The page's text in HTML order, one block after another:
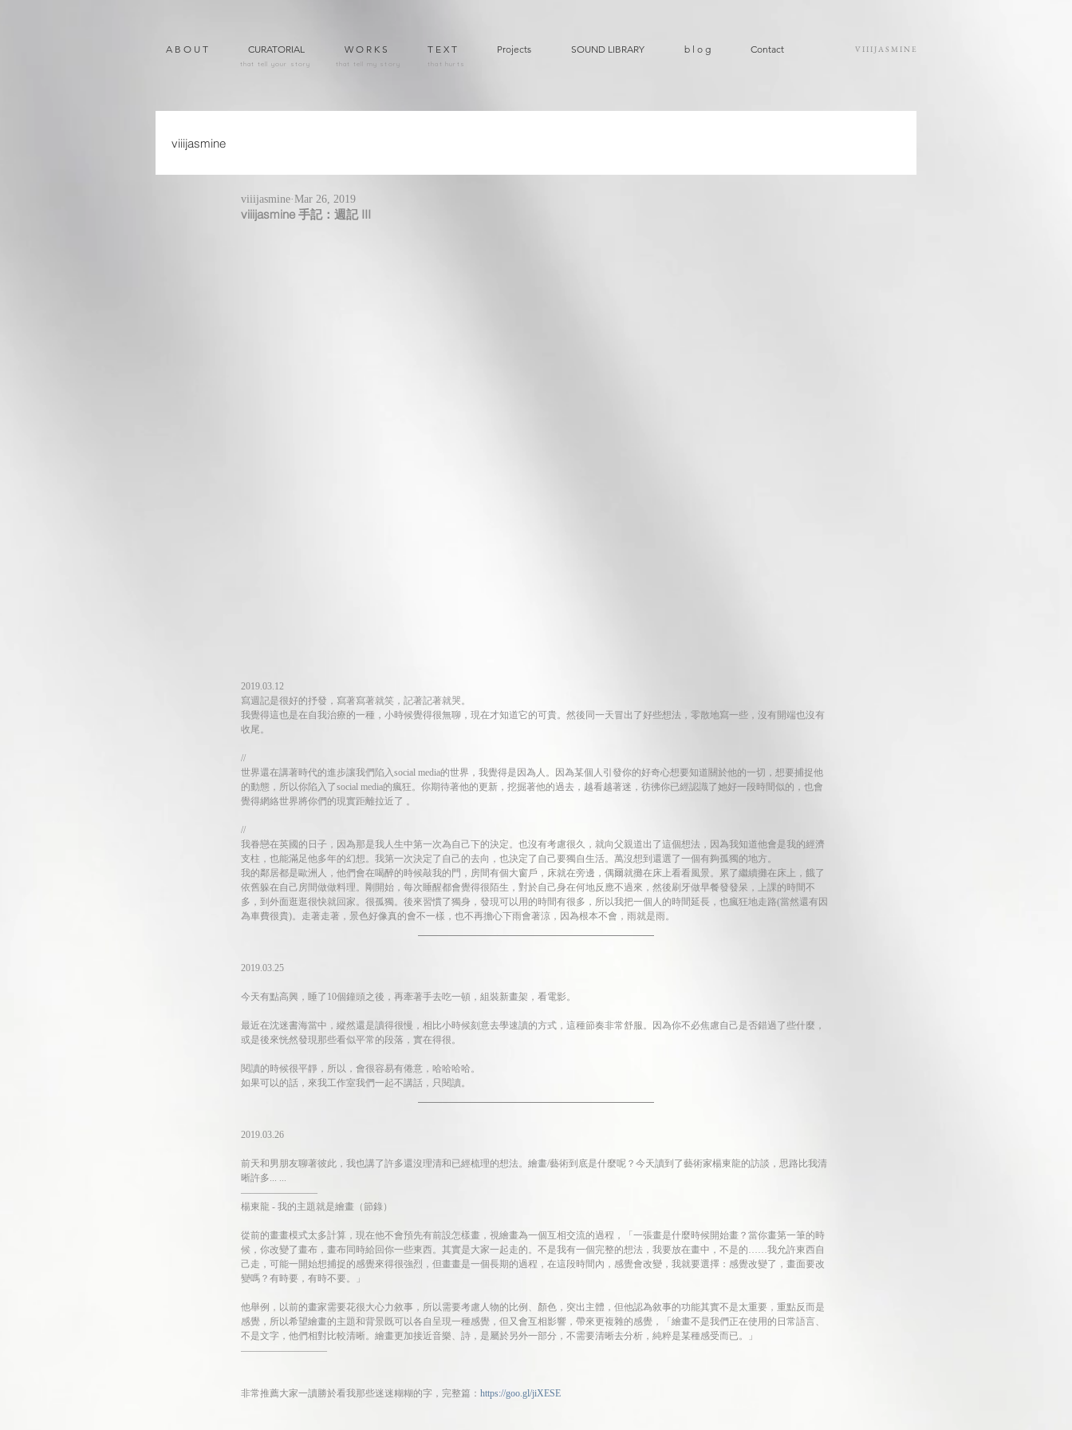
A B O U T CURATORIAL W O R K S T E X T Projects SOUND LIBRARY b l o g Contact VIIIJASMINE
that tell your story that tell my story that hurts
viiijasmine
viiijasmine 手記：週記 III
viiijasmine Mar 26, 2019
2019.03.12
寫週記是很好的抒發，寫著寫著就笑，記著記著就哭。
我覺得這也是在自我治療的一種，小時候覺得很無聊，現在才知道它的可貴。然後同一天冒出了好些想法，零散地寫一些，沒有開端也沒有
收尾。
//
世界還在講著時代的進步讓我們陷入social media的世界，我覺得是因為人。因為某個人引發你的好奇心想要知道關於他的一切，想要捕捉他
的動態，所以你陷入了social media的瘋狂。你期待著他的更新，挖掘著他的過去，越看越著迷，彷彿你已經認識了她好一段時間似的，也會
覺得網絡世界將你們的現實距離拉近了 。
//
我眷戀在英國的日子，因為那是我人生中第一次為自己下的決定。也沒有考慮很久，就向父親道出了這個想法，因為我知道他會是我的經濟
支柱，也能滿足他多年的幻想。我第一次決定了自己的去向，也決定了自己要獨自生活。萬沒想到還選了一個有夠孤獨的地方。
我的鄰居都是歐洲人，他們會在喝醉的時候敲我的門，房間有個大窗戶，床就在旁邊，偶爾就攤在床上看看風景。累了繼續攤在床上，餓了
依舊躲在自己房間做做料理。剛開始，每次睡醒都會覺得很陌生，對於自己身在何地反應不過來，然後刷牙做早餐發發呆，上課的時間不
多，到外面逛逛很快就回家。很孤獨。後來習慣了獨身，發現可以用的時間有很多，所以我把一個人的時間延長，也瘋狂地走路(當然還有因
為車費很貴)。走著走著，景色好像真的會不一樣，也不再擔心下雨會著涼，因為根本不會，雨就是雨。
2019.03.25
今天有點高興，睡了10個鐘頭之後，再牽著手去吃一頓，組裝新畫架，看電影。
最近在沈迷書海當中，縱然還是讀得很慢，相比小時候刻意去學速讀的方式，這種節奏非常舒服。因為你不必焦慮自己是否錯過了些什麼，
或是後來恍然發現那些看似平常的段落，實在得很。
閱讀的時候很平靜，所以，會很容易有倦意，哈哈哈哈。
如果可以的話，來我工作室我們一起不講話，只閱讀。
2019.03.26
前天和男朋友聊著彼此，我也講了許多還沒理清和已經梳理的想法。繪畫/藝術到底是什麼呢？今天讀到了藝術家楊東龍的訪談，思路比我清
晰許多... ...
————————
楊東龍 - 我的主題就是繪畫（節錄）
從前的畫畫模式太多計算，現在他不會預先有前設怎樣畫，視繪畫為一個互相交流的過程，「一張畫是什麼時候開始畫？當你畫第一筆的時
候，你改變了畫布，畫布同時給回你一些東西。其實是大家一起走的。不是我有一個完整的想法，我要放在畫中，不是的……我允許東西自
己走，可能一開始想捕捉的感覺來得很強烈，但畫畫是一個長期的過程，在這段時間內，感覺會改變，我就要選擇：感覺改變了，畫面要改
變嗎？有時要，有時不要。」
他舉例，以前的畫家需要花很大心力敘事，所以需要考慮人物的比例、顏色，突出主體，但他認為敘事的功能其實不是太重要，重點反而是
感覺，所以希望繪畫的主題和背景既可以各自呈現一種感覺，但又會互相影響，帶來更複雜的感覺，「繪畫不是我們正在使用的日常語言、
不是文字，他們相對比較清晰。繪畫更加接近音樂、詩，是屬於另外一部分，不需要清晰去分析，純粹是某種感受而已。」
—————————
非常推薦大家一讀勝於看我那些迷迷糊糊的字，完整篇： https://goo.gl/jiXESE